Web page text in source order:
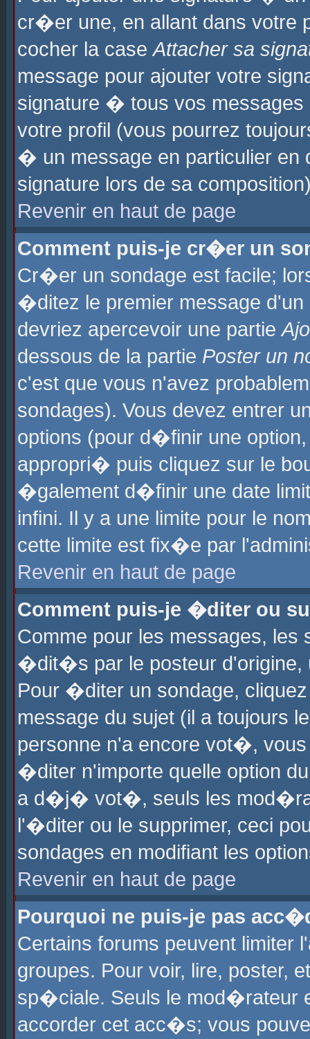
cr�er une, en allant dans
cocher la caseAttacher sa
message pour ajouter votre
signature � tous vos
votre profil (vous pourrez
� un message en particulier
signature lors de sa
Revenir en haut de page
Comment puis-je cr�er un
Cr�er un sondage est facile;
�ditez le premier message
devriez apercevoir une partie
dessous de la partie Poster un
c'est que vous n'avez
sondages). Vous devez entrer
options (pour d�finir une
appropri� puis cliquez sur le
�galement d�finir une date
infini. Il y a une limite pour le
cette limite est fix�e par
Revenir en haut de page
Comment puis-je �diter ou
Comme pour les messages,
�dit�s par le posteur d'origine,
Pour �diter un sondage,
message du sujet (il a toujours
personne n'a encore vot�,
�diter n'importe quelle option
a d�j� vot�, seuls les
l'�diter ou le supprimer, ceci
sondages en modifiant les
Revenir en haut de page
Pourquoi ne puis-je pas
Certains forums peuvent
groupes. Pour voir, lire, poster,
sp�ciale. Seuls le mod�rateur
accorder cet acc�s; vous